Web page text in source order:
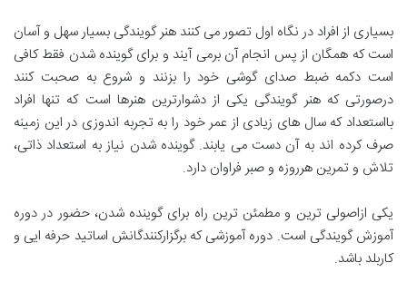
بسیاری از افراد در نگاه اول تصور می کنند هنر گویندگی بسیار سهل و آسان
است که همگان از پس انجام آن برمی آیند و برای گوینده شدن فقط کافی
است دکمه ضبط صدای گوشی خود را بزنند و شروع به صحبت کنند
درصورتی که هنر گویندگی یکی از دشوارترین هنرها است که تنها افراد
بااستعداد که سال های زیادی از عمر خود را به تجربه اندوزی در این زمینه
صرف کرده اند به آن دست می یابند. گوینده شدن نیاز به استعداد ذاتی،
تلاش و تمرین هرروزه و صبر فراوان دارد.
یکی ازاصولی ترین و مطمئن ترین راه برای گوینده شدن، حضور در دوره
آموزش گویندگی است. دوره آموزشی که برگزارکنندگانش اساتید حرفه ایی و
کاربلد باشد.